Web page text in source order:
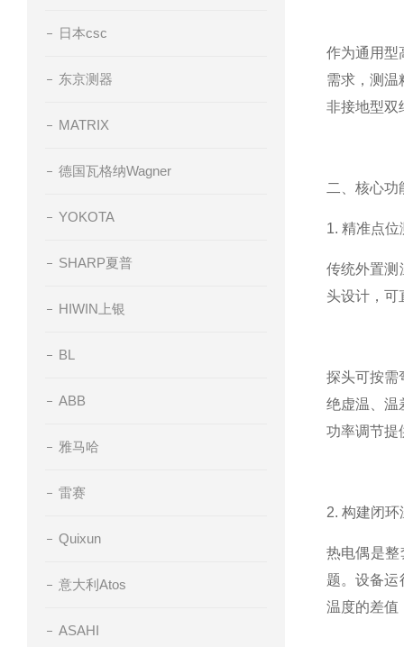
日本csc
东京测器
MATRIX
德国瓦格纳Wagner
YOKOTA
SHARP夏普
HIWIN上银
BL
ABB
雅马哈
雷赛
Quixun
意大利Atos
ASAHI
作为通用
需求，测温
非接地型双
二、核心功
1. 精准点
传统外置测
头设计，可
探头可按需
绝虚温、温
功率调节提
2. 构建闭
热电偶是
题。设备
温度的差值